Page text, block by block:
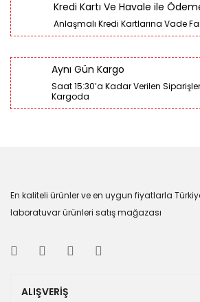
Kredi Kartı Ve Havale ile
Anlaşmalı Kredi Kartlarına Vade
Aynı Gün Kargo
Saat 15:30’a Kadar Verilen
Kargoda
En kaliteli ürünler ve en uygun fiyatlarla
laboratuvar ürünleri satış mağazası
ALIŞVERİŞ